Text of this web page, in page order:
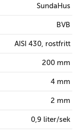
SundaHus
BVB
AISI 430, rostfritt
200 mm
4 mm
2 mm
0,9 liter/sek